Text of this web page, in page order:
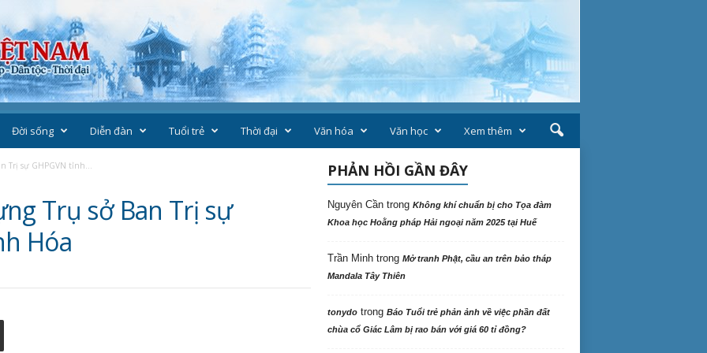
Đời sống Diễn đàn Tuổi trẻ Thời đại Văn hóa Văn học Xem thêm
Trị sự GHPGVN tỉnh...
Trụ sở Ban Trị sự
Hóa
PHẢN HỒI GẦN ĐÂY
Nguyên Cầntrong Không khí chuẩn bị cho Tọa đàm
Khoa học Hoằng pháp Hải ngoại năm 2025 tại Huế
Trần Minhtrong Mở tranh Phật, cầu an trên bảo tháp
Mandala Tây Thiên
tonydotrong Báo Tuổi trẻ phản ảnh về việc phần đất
chùa cổ Giác Lâm bị rao bán với giá 60 tỉ đồng?